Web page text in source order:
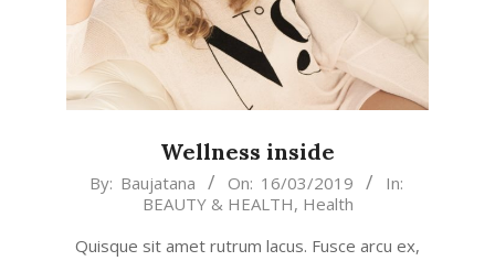
Wellness inside
2019-
16
By: Baujatana On: 16/03/2019
In:
BEAUTY & HEALTH, Health
Quisque sit amet rutrum lacus. Fusce arcu ex,